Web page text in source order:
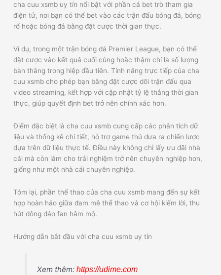
cha cuu xsmb uy tín nổi bật với phần cá bet trò tham gia
điện tử, nơi bạn có thể bet vào các trận đấu bóng đá, bóng
rổ hoặc bóng đá bằng đặt cược thời gian thực.
Ví dụ, trong một trận bóng đá Premier League, bạn có thể
đặt cược vào kết quả cuối cùng hoặc thậm chí là số lượng
bàn thắng trong hiệp đầu tiên. Tính năng trực tiếp của cha
cuu xsmb cho phép bạn bằng đặt cược dõi trận đấu qua
video streaming, kết hợp với cập nhật tỷ lệ thắng thời gian
thực, giúp quyết định bet trở nên chính xác hơn.
Điểm đặc biệt là cha cuu xsmb cung cấp các phân tích dữ
liệu và thống kê chi tiết, hỗ trợ game thủ đưa ra chiến lược
dựa trên dữ liệu thực tế. Điều này không chỉ lấy ưu đãi nhà
cái mà còn làm cho trải nghiệm trở nên chuyên nghiệp hơn,
giống như một nhà cái chuyên nghiệp.
Tóm lại, phần thể thao của cha cuu xsmb mang đến sự kết
hợp hoàn hảo giữa đam mê thể thao và cơ hội kiếm lời, thu
hút đông đảo fan hâm mộ.
Hướng dẫn bắt đầu với cha cuu xsmb uy tín
Xem thêm: https://udime.com